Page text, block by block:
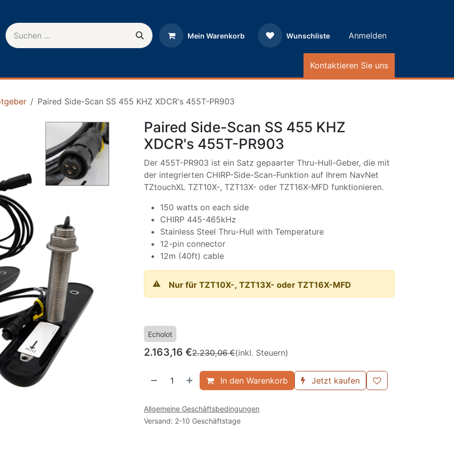
Mein Warenkorb Wunschliste Anmelden
Kontaktieren Sie uns
Paired Side-Scan SS 455 KHZ XDCR's 455T-PR903
Paired Side-Scan SS 455 KHZ
XDCR's 455T-PR903
Der 455T-PR903 ist ein Satz gepaarter Thru-Hull-Geber, die mit
der integrierten CHIRP-Side-Scan-Funktion auf Ihrem NavNet
TZtouchXL TZT10X-, TZT13X- oder TZT16X-MFD funktionieren.
150 watts on each side
CHIRP 445-465kHz
Stainless Steel Thru-Hull with Temperature
12-pin connector
12m (40ft) cable
⚠️ Nur für TZT10X-, TZT13X- oder TZT16X-MFD
Echolot
2.163,16 €2.230,06€(inkl. Steuern)
In den Warenkorb Jetzt kaufen
Allgemeine Geschäftsbedingungen
Versand: 2-10 Geschäftstage